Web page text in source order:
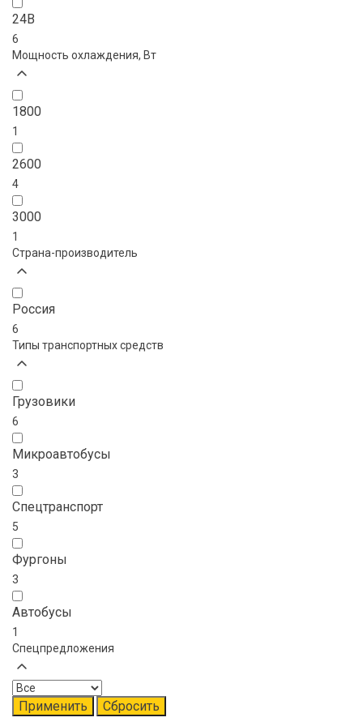
24В
6
Мощность охлаждения, Вт
1800
1
2600
4
3000
1
Страна-производитель
Россия
6
Типы транспортных средств
Грузовики
6
Микроавтобусы
3
Спецтранспорт
5
Фургоны
3
Автобусы
1
Спецпредложения
Применить Сбросить